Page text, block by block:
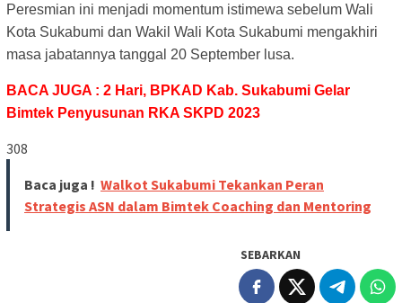
Peresmian ini menjadi momentum istimewa sebelum Wali
Kota Sukabumi dan Wakil Wali Kota Sukabumi mengakhiri
masa jabatannya tanggal 20 September lusa.
BACA JUGA : 2 Hari, BPKAD Kab. Sukabumi Gelar
Bimtek Penyusunan RKA SKPD 2023
308
Baca juga ! Walkot Sukabumi Tekankan Peran
Strategis ASN dalam Bimtek Coaching dan Mentoring
SEBARKAN